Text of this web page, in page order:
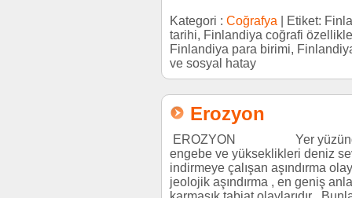
Kategori : Coğrafya | Etiket:
tarihi, Finlandiya coğrafi
Finlandiya para birimi,
ve sosyal hatay
Erozyon
EROZYON Yer
engebe ve yükseklikleri deniz
indirmeye çalışan aşındırma
jeolojik aşındırma , en geniş